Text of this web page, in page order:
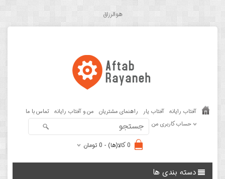
هوالرزاق
آفتاب رایانه آفتاب یار راهنمای مشتریان من و آفتاب رایانه تماس با ما
حساب کاربری من
0 کالا(ها) - 0 تومان
دسته بندی ها